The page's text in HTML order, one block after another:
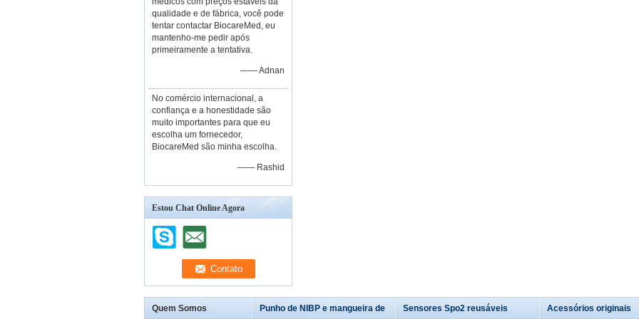
qualidade e de fábrica, você pode
tentar contactar BiocareMed, eu
mantenho-me pedir após
primeiramente a tentativa.
—— Adnan
No comércio internacional, a
confiança e a honestidade são
muito importantes para que eu
escolha um fornecedor,
BiocareMed são minha escolha.
—— Rashid
Estou Chat Online Agora
Quem Somos Punho de NIBP e mangueira de Sensores Spo2 reusáveis Acessórios originais